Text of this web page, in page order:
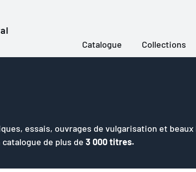
Catalogue Collections
essais, ouvrages de vulgarisation et beaux
de plus de 3 000 titres.